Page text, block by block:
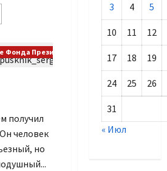
Фонда Президентских грантов
получил
человек
но
3 4 5
10 11 12
17 18 19
24 25 26
31
« Июл